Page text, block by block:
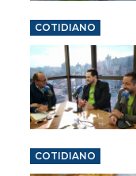
COTIDIANO
COTIDIANO